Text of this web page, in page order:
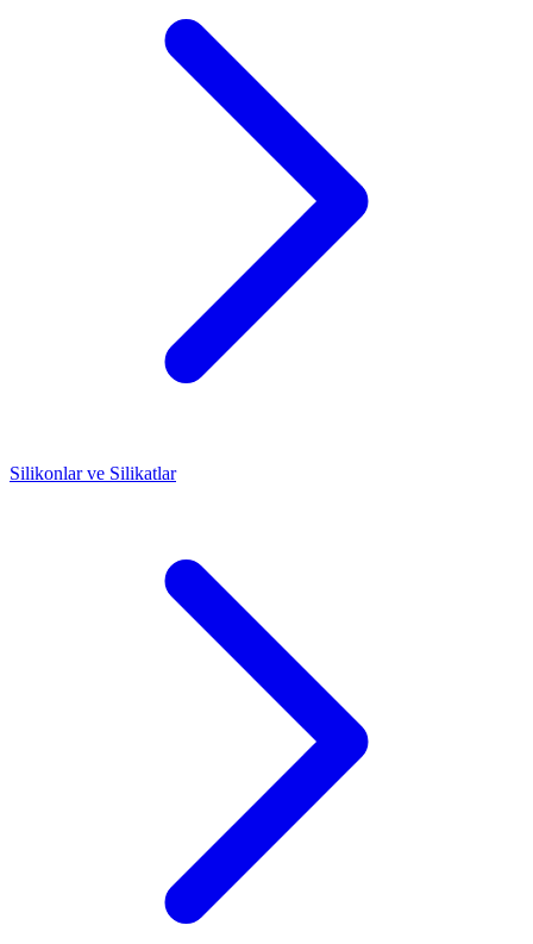
Silikonlar ve Silikatlar